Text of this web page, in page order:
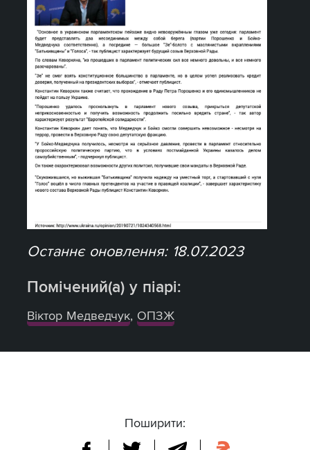
Останнє оновлення: 18.07.2023
Помічений(а) у піарі:
Віктор Медведчук, ОПЗЖ
Поширити: